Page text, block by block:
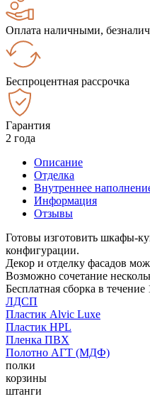
Оплата наличными,
Беспроцентная рассрочка
Гарантия
2 года
Описание
Отделка
Внутреннее
Информация
Отзывы
Готовы изготовить шкафы-
конфигурации.
Декор и отделку фасадов
Возможно сочетание
Бесплатная сборка в
ЛДСП
Пластик Alvic Luxe
Пластик HPL
Пленка ПВХ
Полотно АГТ (МДФ)
полки
корзины
штанги